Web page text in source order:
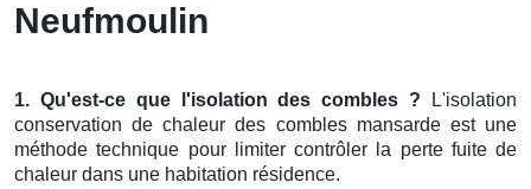
Neufmoulin
1. Qu'est-ce que l'isolation des combles ? L'isolation
conservation de chaleur des combles mansarde est une
méthode technique pour limiter contrôler la perte fuite de
chaleur dans une habitation résidence.